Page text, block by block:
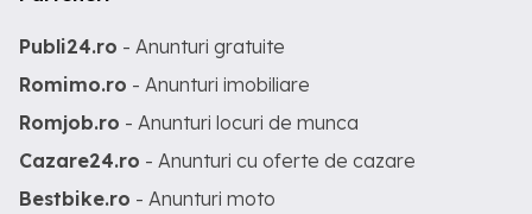
Publi24.ro - Anunturi gratuite
Romimo.ro - Anunturi imobiliare
Romjob.ro - Anunturi locuri de munca
Cazare24.ro - Anunturi cu oferte de cazare
Bestbike.ro - Anunturi moto